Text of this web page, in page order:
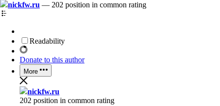
nickfw.ru — 202 position in common rating
Readability
Donate to this author
More
nickfw.ru
202 position in common rating